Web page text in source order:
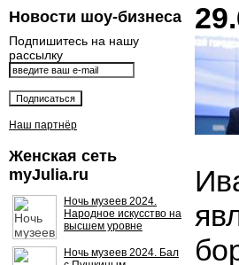
Новости шоу-бизнеса
Подпишитесь на нашу
рассылку
Наш партнёр
Женская сеть
myJulia.ru
Ночь музеев 2024.
Народное искусство на
высшем уровне
Ночь музеев 2024. Бал